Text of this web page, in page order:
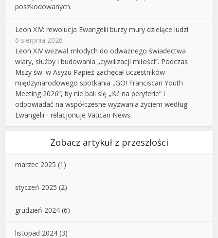
poszkodowanych.
Leon XIV: rewolucja Ewangelii burzy mury dzielące ludzi
6 sierpnia 2026
Leon XIV wezwał młodych do odważnego świadectwa
wiary, służby i budowania „cywilizacji miłości”. Podczas
Mszy św. w Asyżu Papież zachęcał uczestników
międzynarodowego spotkania „GO! Franciscan Youth
Meeting 2026”, by nie bali się „iść na peryferie” i
odpowiadać na współczesne wyzwania życiem według
Ewangelii - relacjonuje Vatican News.
Zobacz artykuł z przeszłości
marzec 2025 (1)
styczeń 2025 (2)
grudzień 2024 (6)
listopad 2024 (3)